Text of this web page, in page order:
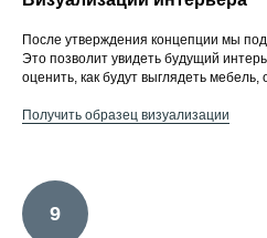
После утверждения концепции мы
Это позволит увидеть будущий
оценить, как будут выглядеть мебель,
Получить образец визуализации